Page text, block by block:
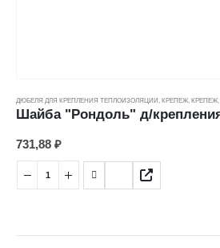
ДЮБЕЛЯ ДЛЯ КРЕПЛЕНИЯ ТЕПЛОИЗОЛЯЦИИ КРЕПЕЖ КРЕПЕЖ
731,88 ₽